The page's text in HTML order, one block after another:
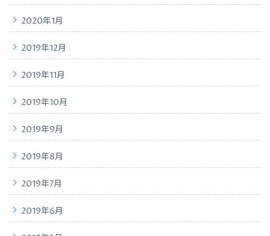
2020年1月
2019年12月
2019年11月
2019年10月
2019年9月
2019年8月
2019年7月
2019年6月